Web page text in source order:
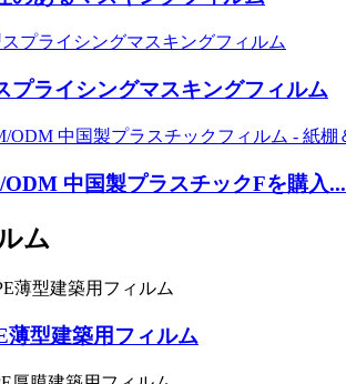
プライシングマスキングフィルム
中国製プラスチックFを購入...
ム
薄型建築用フィルム